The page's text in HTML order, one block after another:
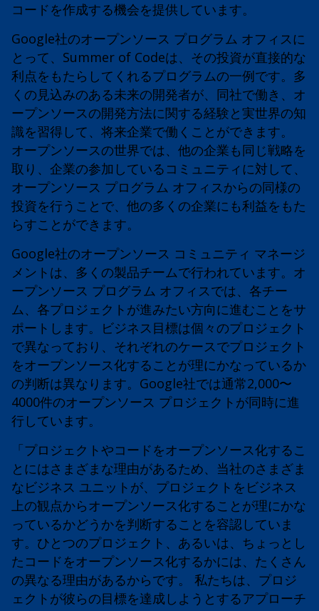
コードを作成する機会を提供しています。
Google社のオープンソース プログラム オフィスに
とって、Summer of Codeは、その投資が直接的な
利点をもたらしてくれるプログラムの一例です。多
くの見込みのある未来の開発者が、同社で働き、オ
ープンソースの開発方法に関する経験と実世界の知
識を習得して、将来企業で働くことができます。
オープンソースの世界では、他の企業も同じ戦略を
取り、企業の参加しているコミュニティに対して、
オープンソース プログラム オフィスからの同様の
投資を行うことで、他の多くの企業にも利益をもた
らすことができます。
Google社のオープンソース コミュニティ マネージ
メントは、多くの製品チームで行われています。オ
ープンソース プログラム オフィスでは、各チー
ム、各プロジェクトが進みたい方向に進むことをサ
ポートします。ビジネス目標は個々のプロジェクト
で異なっており、それぞれのケースでプロジェクト
をオープンソース化することが理にかなっているか
の判断は異なります。Google社では通常2,000〜
4000件のオープンソース プロジェクトが同時に進
行しています。
「プロジェクトやコードをオープンソース化するこ
とにはさまざまな理由があるため、当社のさまざま
なビジネス ユニットが、プロジェクトをビジネス
上の観点からオープンソース化することが理にかな
っているかどうかを判断することを容認していま
す。ひとつのプロジェクト、あるいは、ちょっとし
たコードをオープンソース化するかには、たくさん
の異なる理由があるからです。 私たちは、プロジ
ェクトが彼らの目標を達成しようとするアプローチ